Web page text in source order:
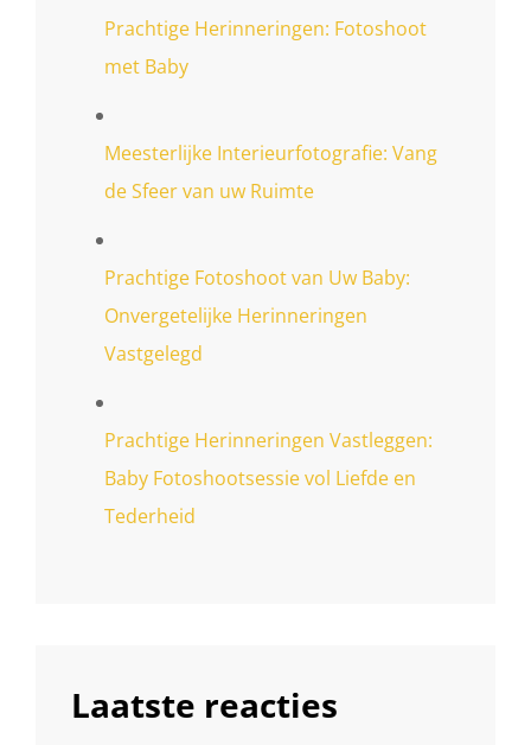
Prachtige Herinneringen: Fotoshoot
met Baby
Meesterlijke Interieurfotografie: Vang
de Sfeer van uw Ruimte
Prachtige Fotoshoot van Uw Baby:
Onvergetelijke Herinneringen
Vastgelegd
Prachtige Herinneringen Vastleggen:
Baby Fotoshootsessie vol Liefde en
Tederheid
Laatste reacties